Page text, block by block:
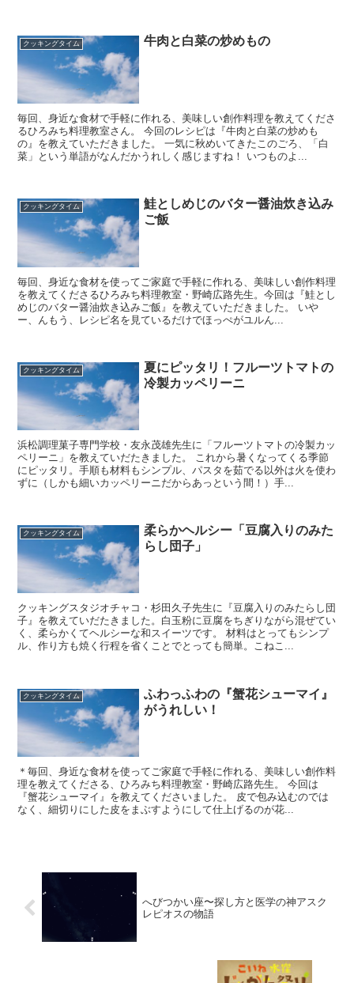
クッキングタイム 牛肉と白菜の炒めもの
毎回、身近な食材で手軽に作れる、美味しい創作料理を教えてくださ
るひろみち料理教室さん。 今回のレシピは『牛肉と白菜の炒めも
の』を教えていただきました。 一気に秋めいてきたこのごろ、「白
菜」という単語がなんだかうれしく感じますね！ いつものよ...
クッキングタイム
鮭としめじのバター醤油炊き込み
ご飯
毎回、身近な食材を使ってご家庭で手軽に作れる、美味しい創作料理
を教えてくださるひろみち料理教室・野崎広路先生。今回は『鮭とし
めじのバター醤油炊き込みご飯』を教えていただきました。 いや
ー、んもう、レシピ名を見ているだけでほっぺがユルん...
クッキングタイム
夏にピッタリ！フルーツトマトの
冷製カッペリーニ
浜松調理菓子専門学校・友永茂雄先生に「フルーツトマトの冷製カッ
ペリーニ」を教えていだたきました。 これから暑くなってくる季節
にピッタリ。手順も材料もシンプル、パスタを茹でる以外は火を使わ
ずに（しかも細いカッペリーニだからあっという間！）手...
クッキングタイム
柔らかヘルシー「豆腐入りのみた
らし団子」
クッキングスタジオチャコ・杉田久子先生に『豆腐入りのみたらし団
子』を教えていだたきました。白玉粉に豆腐をちぎりながら混ぜてい
く、柔らかくてヘルシーな和スイーツです。 材料はとってもシンプ
ル、作り方も焼く行程を省くことでとっても簡単。こねこ...
クッキングタイム
ふわっふわの『蟹花シューマイ』
がうれしい！
＊毎回、身近な食材を使ってご家庭で手軽に作れる、美味しい創作料
理を教えてくださる、ひろみち料理教室・野崎広路先生。 今回は
『蟹花シューマイ』を教えてくださいました。 皮で包み込むのでは
なく、細切りにした皮をまぶすようにして仕上げるのが花...
へびつかい座〜探し方と医学の神アスク
レピオスの物語